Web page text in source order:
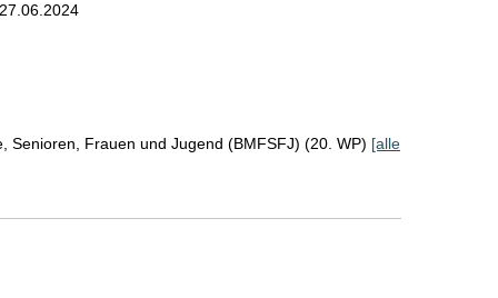
Senioren, Frauen und Jugend (BMFSFJ) (20. WP) [alle